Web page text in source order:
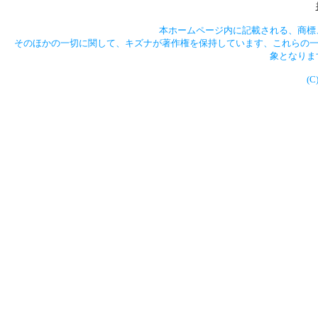
本ホームページ内に記載される、商
そのほかの一切に関して、キズナが著作権を保持しています、これらの
象となり